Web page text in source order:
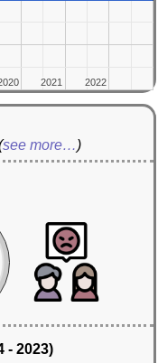
2021
2021 2022
2022
see more…)
- 2023)